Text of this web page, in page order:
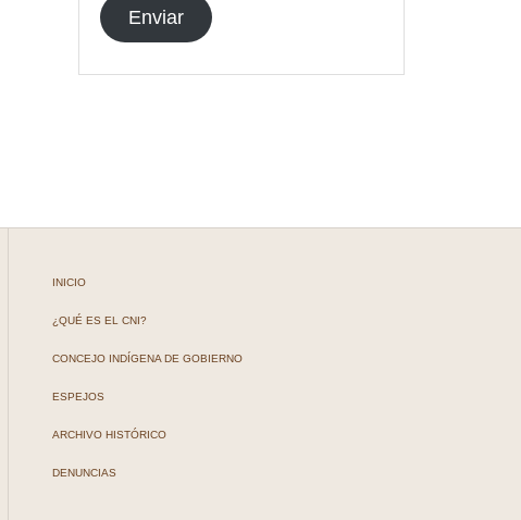
Enviar
INICIO
¿QUÉ ES EL CNI?
CONCEJO INDÍGENA DE GOBIERNO
ESPEJOS
ARCHIVO HISTÓRICO
DENUNCIAS